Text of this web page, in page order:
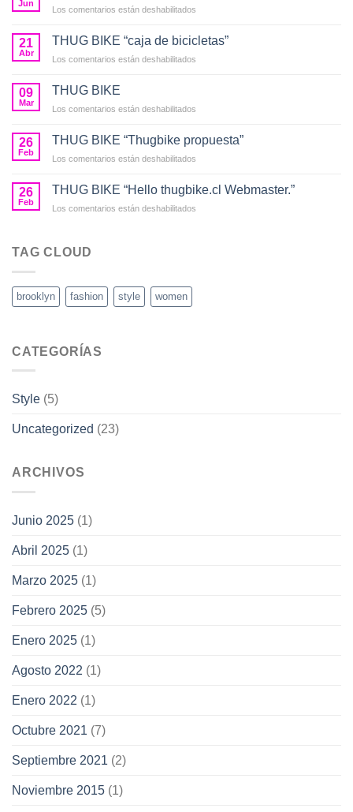
Jun
Los comentarios están deshabilitados
BIKE
21
Abr
THUG BIKE “caja de bicicletas”
Los comentarios están deshabilitados
09
Mar
THUG BIKE
Los comentarios están deshabilitados
26
Feb
THUG BIKE “Thugbike propuesta”
Los comentarios están deshabilitados
BIKE
26
Feb
THUG BIKE “Hello thugbike.cl Webmaster.”
Los comentarios están deshabilitados
TAG CLOUD
brooklyn fashion style women
CATEGORÍAS
Style (5)
Uncategorized (23)
ARCHIVOS
Junio 2025 (1)
Abril 2025 (1)
Marzo 2025 (1)
Febrero 2025 (5)
Enero 2025 (1)
Agosto 2022 (1)
Enero 2022 (1)
Octubre 2021 (7)
Septiembre 2021 (2)
Noviembre 2015 (1)